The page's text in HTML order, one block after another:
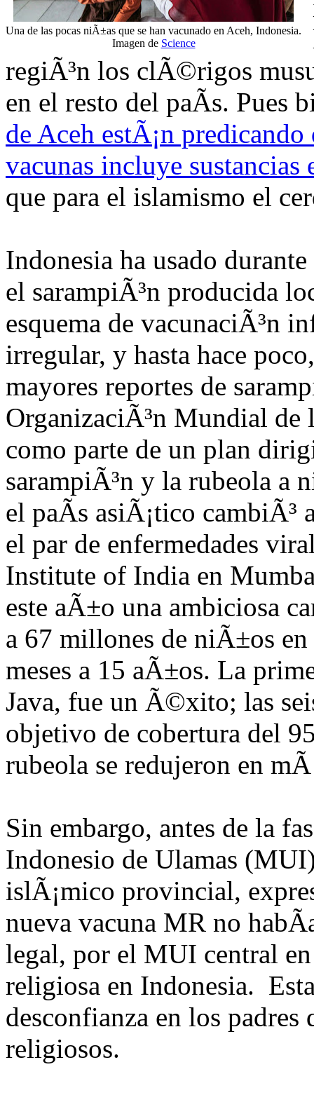
Una de las pocas niÃ±as que se han vacunado en Aceh, Indonesia.
Imagen de Science
regiÃ³n los clÃ©rigos
en el resto del paÃ­s. Pues
de Aceh estÃ¡n
vacunas incluye
que para el islamismo el
Indonesia ha usado
el sarampiÃ³n producida
esquema de vacunaciÃ³n
irregular, y hasta hace
mayores reportes de
OrganizaciÃ³n Mundial
como parte de un plan
sarampiÃ³n y la rubeola a
el paÃ­s asiÃ¡tico cambiÃ³
el par de enfermedades
Institute of India en
este aÃ±o una ambiciosa
a 67 millones de niÃ±os en
meses a 15 aÃ±os. La
Java, fue un Ã©xito; las
objetivo de cobertura del
rubeola se redujeron en
Sin embargo, antes de la
Indonesio de Ulamas
islÃ¡mico provincial,
nueva vacuna MR no
legal, por el MUI central
religiosa en Indonesia.
desconfianza en los padres
religiosos.